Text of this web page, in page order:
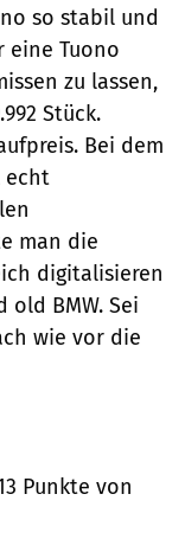
so stabil und
eine Tuono
zu lassen,
Stück.
Bei dem
echt
man die
digitalisieren
old BMW. Sei
wie vor die
Punkte von